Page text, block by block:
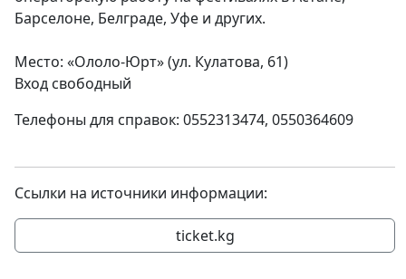
Барселоне, Белграде, Уфе и других.
Место: «Ололо-Юрт» (ул. Кулатова, 61)
Вход свободный
Телефоны для справок: 0552313474, 0550364609
Ссылки на источники информации:
ticket.kg